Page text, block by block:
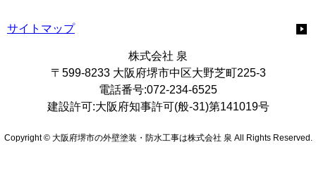
サイトマップ
株式会社 泉
〒599-8233 大阪府堺市中区大野芝町225-3
電話番号:072-234-6525
建設許可:大阪府知事許可(般-31)第141019号
Copyright © 大阪府堺市の外壁塗装・防水工事は株式会社 泉 All Rights Reserved.